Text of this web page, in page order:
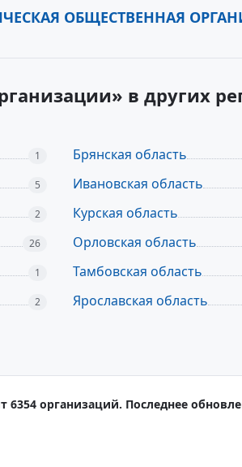
ОБЩЕСТВЕННАЯ
в других
1 Брянская область
5 Ивановская область
2 Курская область
26 Орловская область
1 Тамбовская область
2 Ярославская область
организаций. Последнее